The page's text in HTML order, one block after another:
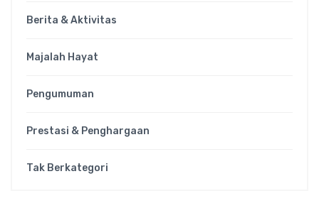
Berita & Aktivitas
Majalah Hayat
Pengumuman
Prestasi & Penghargaan
Tak Berkategori